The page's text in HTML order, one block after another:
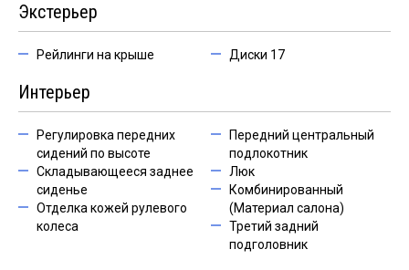
Экстерьер
Рейлинги на крыше Диски 17
Интерьер
Регулировка передних
сидений по высоте
Складывающееся заднее
сиденье
Отделка кожей рулевого
колеса
Передний центральный
подлокотник
Люк
Комбинированный
(Материал салона)
Третий задний
подголовник